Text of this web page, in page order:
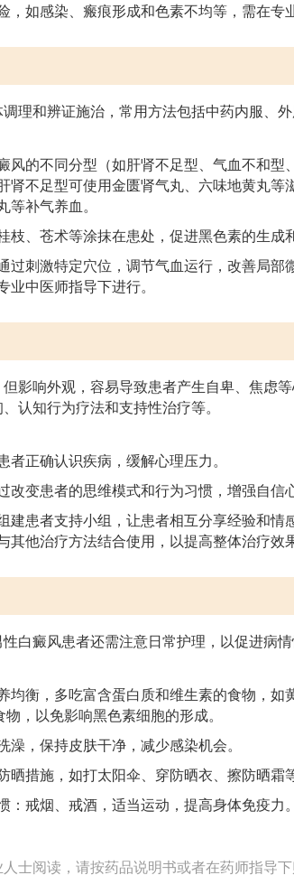
，如感染、瘢痕形成和色素不均等，需在专
理和辨证施治，常用方法包括中药内服、外
风的不同分型（如肝肾不足型、气血不和型
肾不足型可使用金匮肾气丸、六味地黄丸等
等补气养血。
枝、苍术等涂抹在患处，促进黑色素的生成
过刺激特定穴位，调节气血运行，改善局部
业中医师指导下进行。
影响外观，容易导致患者产生自卑、焦虑
认知行为疗法和支持性治疗等。
者正确认识疾病，缓解心理压力。
改变患者的思维模式和行为习惯，增强自信
建患者支持小组，让患者相互分享经验和情
其他治疗方法结合使用，以提高整体治疗效
白癜风患者还需注意日常护理，以促进病情
均衡，多吃富含蛋白质和维生素的食物，如
物，以免影响黑色素细胞的形成。
澡，保持皮肤干净，减少感染机会。
晒措施，如打太阳伞、穿防晒衣、擦防晒霜
：戒烟、戒酒，适当运动，提高身体免疫力。
士阅读，请按药品说明书或者在药师指导下